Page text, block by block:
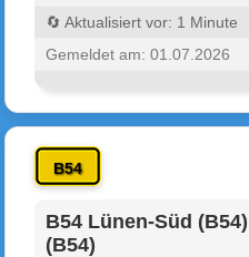
🔄 Aktualisiert vor: 1 Minute
Gemeldet am: 01.07.2026
B54
B54 Lünen-Süd
(B54)